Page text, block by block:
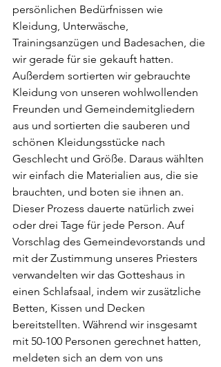
persönlichen Bedürfnissen wie
Kleidung, Unterwäsche,
Trainingsanzügen und Badesachen, die
wir gerade für sie gekauft hatten.
Außerdem sortierten wir gebrauchte
Kleidung von unseren wohlwollenden
Freunden und Gemeindemitgliedern
aus und sortierten die sauberen und
schönen Kleidungsstücke nach
Geschlecht und Größe. Daraus wählten
wir einfach die Materialien aus, die sie
brauchten, und boten sie ihnen an.
Dieser Prozess dauerte natürlich zwei
oder drei Tage für jede Person. Auf
Vorschlag des Gemeindevorstands und
mit der Zustimmung unseres Priesters
verwandelten wir das Gotteshaus in
einen Schlafsaal, indem wir zusätzliche
Betten, Kissen und Decken
bereitstellten. Während wir insgesamt
mit 50-100 Personen gerechnet hatten,
meldeten sich an dem von uns